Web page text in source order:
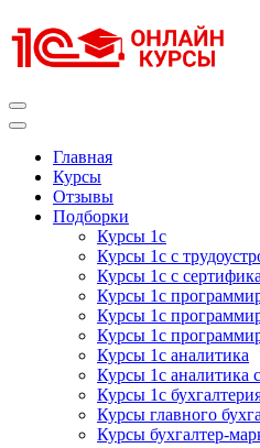
к
содержимому
Главная
Курсы
Отзывы
Подборки
Курсы 1с
Курсы 1с с
Курсы 1с с
Курсы 1с
Курсы 1с
Курсы 1с
Курсы 1с аналитика
Курсы 1с аналитика
Курсы 1с
Курсы главного
Курсы бухгалтер-